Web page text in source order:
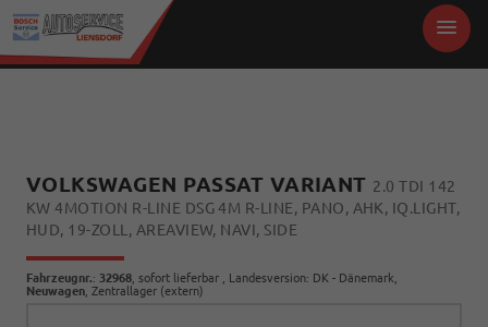
VOLKSWAGEN PASSAT VARIANT 2.0 TDI 142
KW 4MOTION R-LINE DSG 4M R-LINE, PANO, AHK, IQ.LIGHT,
HUD, 19-ZOLL, AREAVIEW, NAVI, SIDE
Fahrzeugnr.: 32968 sofort lieferbar , Landesversion: DK - Dänemark,
Neuwagen , Zentrallager (extern)